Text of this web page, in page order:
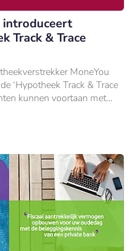
introduceert
Track & Trace
MoneYou
‘Hypotheek Track & Trace
kunnen voortaan met
dag tot dag volgen wat